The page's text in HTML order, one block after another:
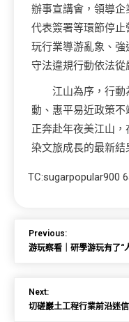
辦事宣講會，領導
代表簽署等環節停
玩行業導游亂象、
守法違規行動依法從
江山為序，行動
動、惠平易近政策
正奔赴年夜美江山
染文旅成長的最新結
TC:sugarpopular900
Previous:
游玩察看｜研學游玩有了“
Next:
切磋巖土工程行業前沿迷